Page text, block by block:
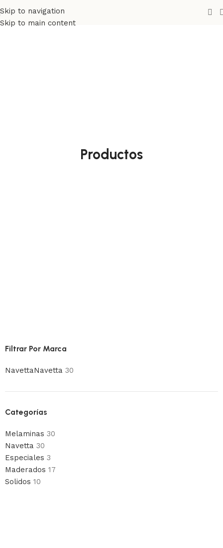
Skip to navigation
Skip to main content
Productos
Filtrar Por Marca
NavettaNavetta 30
Categorías
Melaminas 30
Navetta 30
Especiales 3
Maderados 17
Solidos 10